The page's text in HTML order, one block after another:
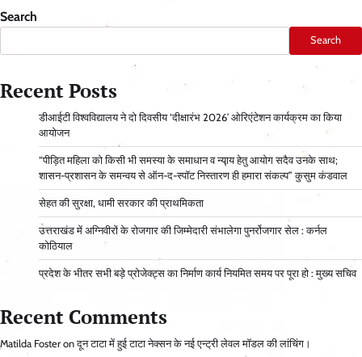
Search
Search
Recent Posts
डीआईटी विश्वविद्यालय ने दो दिवसीय ‘दीक्षारंभ 2026’ ओरिएंटेशन कार्यक्रम का किया
आयोजन
“पीड़ित महिला को किसी भी समस्या के समाधान व न्याय हेतु आयोग सदैव उनके साथ;
शासन-प्रशासन के समन्वय से ऑन-द-स्पॉट निस्तारण ही हमारा संकल्प” कुसुम कंडवाल
सेहत की सुरक्षा, धामी सरकार की प्राथमिकता
उत्तराखंड में अग्निवीरों के रोजगार की जिम्मेदारी संभालेगा पुनर्रोजगार सेल : कर्नल
कोठियाल
प्रदेश के भीतर सभी बड़े प्रोजेक्ट्स का निर्माण कार्य नियमित समय पर पूरा हो : मुख्य सचिव
Recent Comments
Matilda Foster onदून टाटा में हुई टाटा नेक्सन के नई एन्ट्री लेवल मॉडल की लांचिंग।